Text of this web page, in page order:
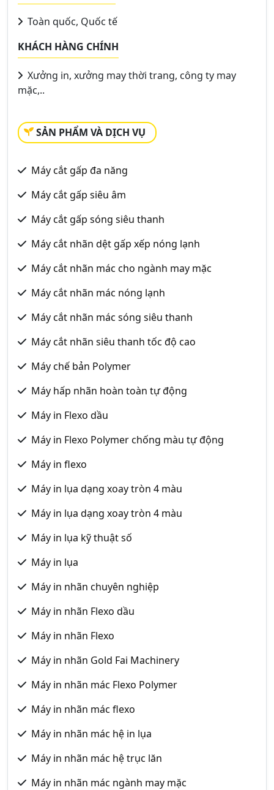
Toàn quốc, Quốc tế
KHÁCH HÀNG CHÍNH
Xưởng in, xưởng may thời trang, công ty may
mặc,..
SẢN PHẨM VÀ DỊCH VỤ
Máy cắt gấp đa năng
Máy cắt gấp siêu âm
Máy cắt gấp sóng siêu thanh
Máy cắt nhãn dệt gấp xếp nóng lạnh
Máy cắt nhãn mác cho ngành may mặc
Máy cắt nhãn mác nóng lạnh
Máy cắt nhãn mác sóng siêu thanh
Máy cắt nhãn siêu thanh tốc độ cao
Máy chế bản Polymer
Máy hấp nhãn hoàn toàn tự động
Máy in Flexo dầu
Máy in Flexo Polymer chống màu tự động
Máy in flexo
Máy in lụa dạng xoay tròn 4 màu
Máy in lụa dạng xoay tròn 4 màu
Máy in lụa kỹ thuật số
Máy in lụa
Máy in nhãn chuyên nghiệp
Máy in nhãn Flexo dầu
Máy in nhãn Flexo
Máy in nhãn Gold Fai Machinery
Máy in nhãn mác Flexo Polymer
Máy in nhãn mác flexo
Máy in nhãn mác hệ in lụa
Máy in nhãn mác hệ trục lăn
Máy in nhãn mác ngành may mặc